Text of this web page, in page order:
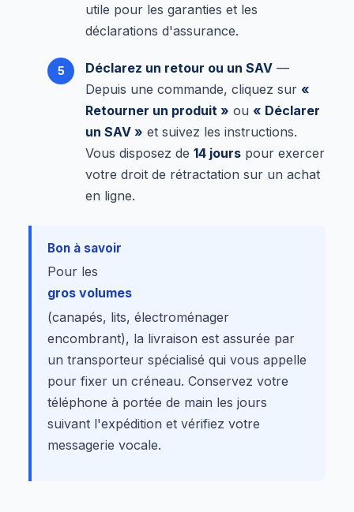
utile pour les garanties et les
déclarations d'assurance.
Déclarez un retour ou un SAV —
Depuis une commande, cliquez sur «
Retourner un produit » ou « Déclarer
un SAV » et suivez les instructions.
Vous disposez de 14 jours pour exercer
votre droit de rétractation sur un achat
en ligne.
Bon à savoir
Pour les
gros volumes
(canapés, lits, électroménager
encombrant), la livraison est assurée par
un transporteur spécialisé qui vous appelle
pour fixer un créneau. Conservez votre
téléphone à portée de main les jours
suivant l'expédition et vérifiez votre
messagerie vocale.